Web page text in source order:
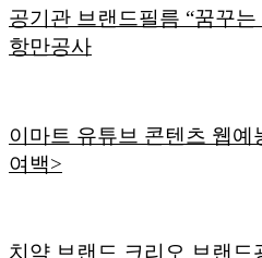
공기관 브랜드필름 “꿈꾸
항만공사
이마트 유튜브 콘텐츠 웹예
여백>
치약 브랜드 크리오 브랜드